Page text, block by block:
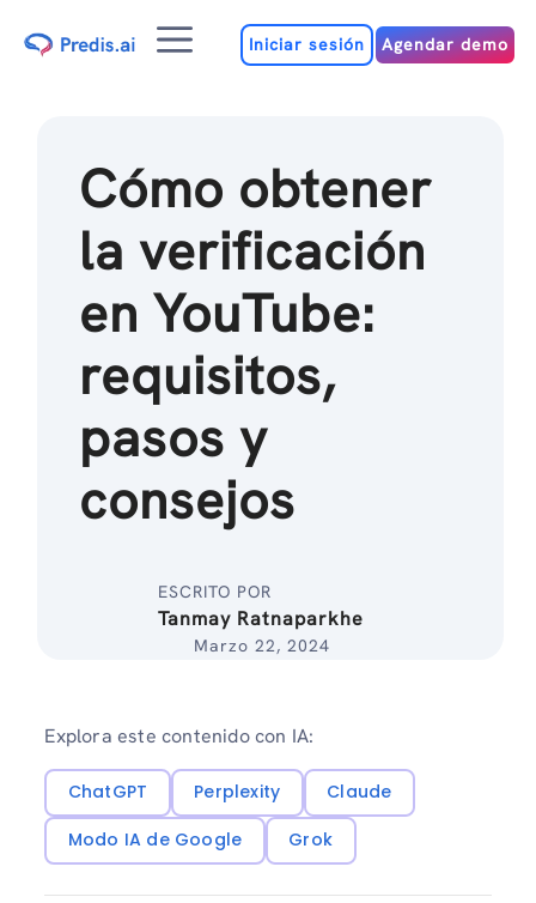
MenúIniciar sesión Agendar demo
Cómo obtener
la verificación
en YouTube:
requisitos,
pasos y
consejos
ESCRITO POR
Tanmay Ratnaparkhe
Marzo 22, 2024
Explora este contenido con IA:
ChatGPT Perplexity
Claude
Modo IA de Google
Grok